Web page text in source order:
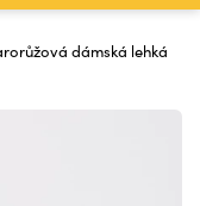
dámská lehká